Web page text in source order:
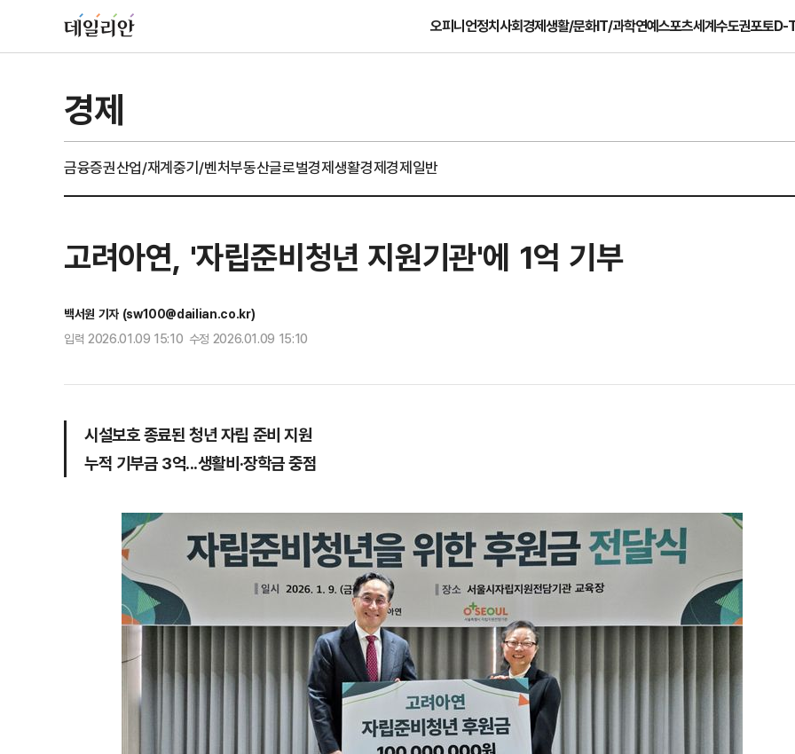
오피니언정치사회경제생활/문화IT/과학연예스포츠세계수도권포토D-
경제
금융증권산업/재계중기/벤처부동산글로벌경제생활경제경제일반
고려아연, '자립준비청년 지원기관'에 1억 기부
백서원 기자 (sw100@dailian.co.kr)
입력 2026.01.09 15:10 수정 2026.01.09 15:10
시설보호 종료된 청년 자립 준비 지원
누적 기부금 3억...생활비·장학금 중점
1
[속보] '길이 1.5m' 안동 물놀
이 출몰…한때 시민 대피 소동
2
"편해서 매일 신었는데"...전
'크록스'의 숨은 위험
3
송영길·김민석, '조희대 탄핵
법사위원들 "즉시 대법관 제
박지원이 본 호남 당심…"李